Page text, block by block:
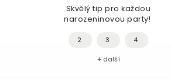
Skvělý tip pro každou
narozeninovou party!
2 3 4
+ další